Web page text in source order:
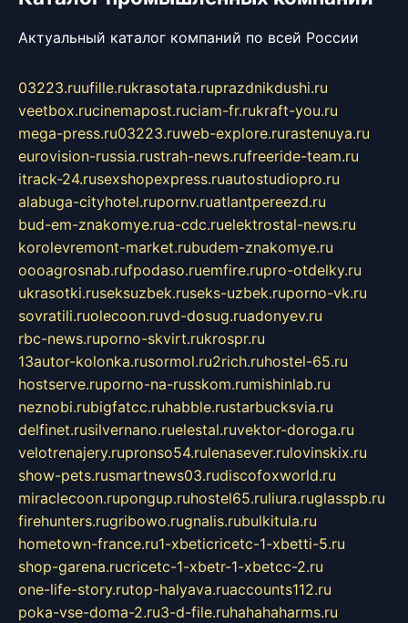
Актуальный каталог компаний по всей России
03223.ruufille.rukrasotata.ruprazdnikdushi.ru
veetbox.rucinemapost.ruciam-fr.rukraft-you.ru
mega-press.ru03223.ruweb-explore.rurastenuya.ru
eurovision-russia.rustrah-news.rufreeride-team.ru
itrack-24.rusexshopexpress.ruautostudiopro.ru
alabuga-cityhotel.rupornv.ruatlantpereezd.ru
bud-em-znakomye.rua-cdc.ruelektrostal-news.ru
korolevremont-market.rubudem-znakomye.ru
oooagrosnab.rufpodaso.ruemfire.rupro-otdelky.ru
ukrasotki.ruseksuzbek.ruseks-uzbek.ruporno-vk.ru
sovratili.ruolecoon.ruvd-dosug.ruadonyev.ru
rbc-news.ruporno-skvirt.rukrospr.ru
13autor-kolonka.rusormol.ru2rich.ruhostel-65.ru
hostserve.ruporno-na-russkom.rumishinlab.ru
neznobi.rubigfatcc.ruhabble.rustarbucksvia.ru
delfinet.rusilvernano.ruelestal.ruvektor-doroga.ru
velotrenajery.rupronso54.rulenasever.rulovinskix.ru
show-pets.rusmartnews03.rudiscofoxworld.ru
miraclecoon.rupongup.ruhostel65.ruliura.ruglasspb.ru
firehunters.rugribowo.rugnalis.rubulkitula.ru
hometown-france.ru1-xbeticricetc-1-xbetti-5.ru
shop-garena.rucricetc-1-xbetr-1-xbetcc-2.ru
one-life-story.rutop-halyava.ruaccounts112.ru
poka-vse-doma-2.ru3-d-file.ruhahahaharms.ru